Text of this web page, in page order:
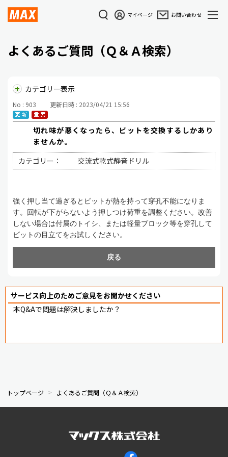
マイページ お問い合わせ
よくあるご質問（Ｑ＆Ａ検索）
カテゴリー表示
No : 903 更新日時 : 2023/04/21 15:56
切れ味が悪くなったら、ビットを交換するしかあり
ませんか。
カテゴリー：
交流式乾式静音ドリル
強く押し当て過ぎるとビットが熱を持って穿孔不能になりま
す。回転が下がらないよう押しつけ荷重を調整ください。改善
しない場合は付属のトイシ、または軽量ブロック等を穿孔して
ビットの目立てをお試しください。
戻る
サービス向上のためご意見をお聞かせください
本Q&Aで問題は解決しましたか？
トップページ よくあるご質問（Ｑ＆Ａ検索）